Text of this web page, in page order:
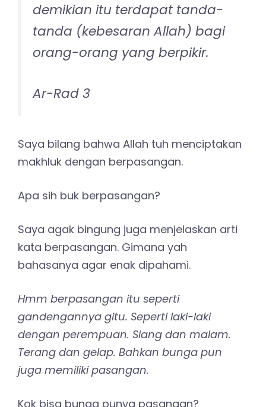
demikian itu terdapat tanda-
tanda (kebesaran Allah) bagi
orang-orang yang berpikir.
Ar-Rad 3
Saya bilang bahwa Allah tuh menciptakan
makhluk dengan berpasangan.
Apa sih buk berpasangan?
Saya agak bingung juga menjelaskan arti
kata berpasangan. Gimana yah
bahasanya agar enak dipahami.
Hmm berpasangan itu seperti
gandengannya gitu. Seperti laki-laki
dengan perempuan. Siang dan malam.
Terang dan gelap. Bahkan bunga pun
juga memiliki pasangan.
Kok bisa bunga punya pasangan?